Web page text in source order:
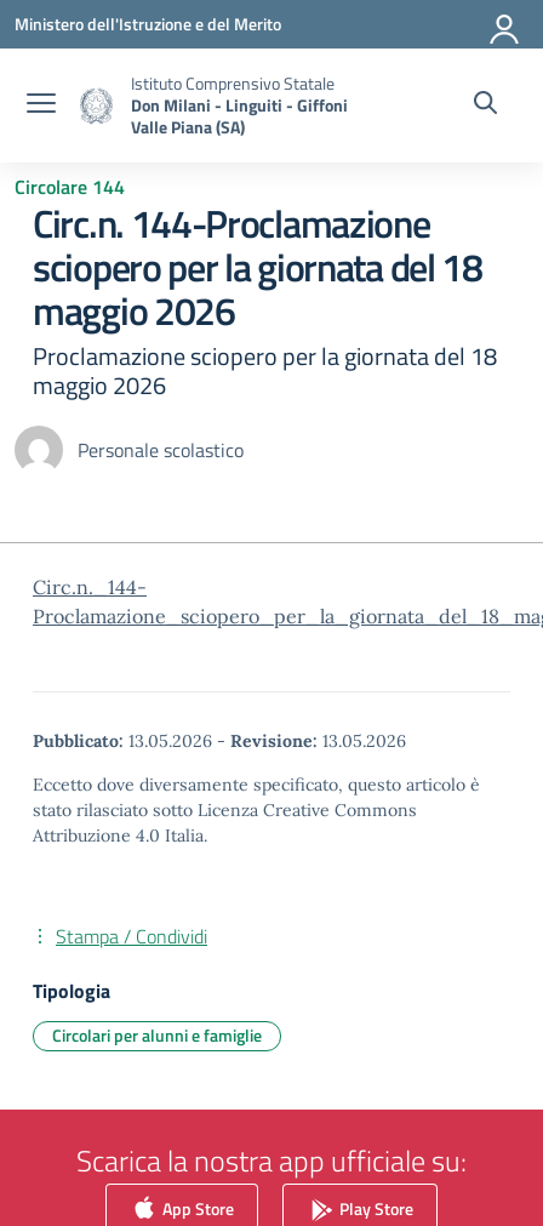
Vai ai contenuti
Vai al menu di navigazione
Vai al footer
Ministero dell'Istruzione e del Merito
Istituto Comprensivo Statale
Don Milani - Linguiti - Giffoni
Valle Piana (SA)
Circolare 144
Circ.n. 144-Proclamazione
sciopero per la giornata del 18
maggio 2026
Proclamazione sciopero per la giornata del 18
maggio 2026
Personale scolastico
Circ.n._144-
Pubblicato: 13.05.2026 - Revisione: 13.05.2026
Eccetto dove diversamente specificato, questo articolo è
stato rilasciato sotto Licenza Creative Commons
Attribuzione 4.0 Italia.
Stampa / Condividi
Tipologia
Circolari per alunni e famiglie
Scarica la nostra app ufficiale su:
App Store Play Store